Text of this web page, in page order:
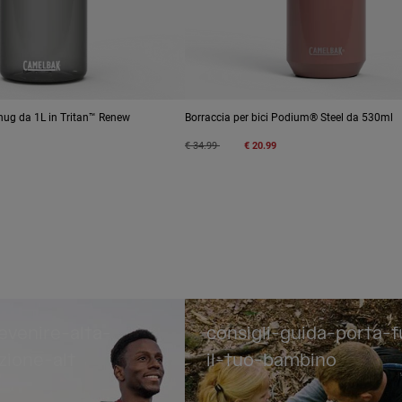
da 1L in Tritan™ Renew Borraccia per bici Podium® Steel da 530ml
Price reduced from
€ 34.99to € 20.99
consigli-guida-porta-
il-tuo-bambino